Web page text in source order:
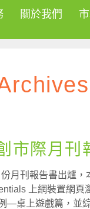
關於我們
市際月刊
月刊報告書出爐
上網裝置網
—桌上遊戲篇，並